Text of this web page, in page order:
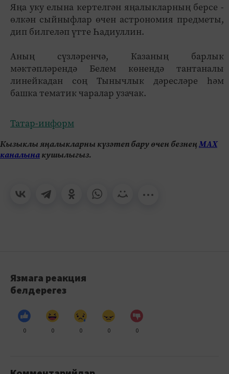
Яңа уку елына кертелгән яңалыкларның берсе -
өлкән сыйныфлар өчен астрономия предметы,
дип билгеләп үтте Һадиуллин.
Аның сүзләренчә, Казаның барлык
мәктәпләрендә Белем көнендә тантаналы
линейкадан соң Тынычлык дәресләре һәм
башка тематик чаралар узачак.
Татар-информ
Кызыклы яңалыкларны күзәтеп бару өчен безнеңМАХ
каналынакушылыгыз.
Язмага реакция
белдерегез
0 0 0 0 0